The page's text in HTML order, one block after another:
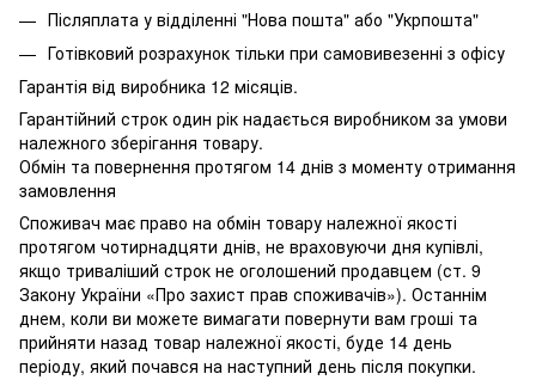
Післяплата у відділенні "Нова пошта" або "Укрпошта"
Готівковий розрахунок тільки при самовивезенні з офісу
Гарантія від виробника 12 місяців.
Гарантійний строк один рік надається виробником за умови
належного зберігання товару.
Обмін та повернення протягом 14 днів з моменту отримання
замовлення
Споживач має право на обмін товару належної якості
протягом чотирнадцяти днів, не враховуючи дня купівлі,
якщо триваліший строк не оголошений продавцем (ст. 9
Закону України «Про захист прав споживачів»). Останнім
днем, коли ви можете вимагати повернути вам гроші та
прийняти назад товар належної якості, буде 14 день
періоду, який почався на наступний день після покупки.